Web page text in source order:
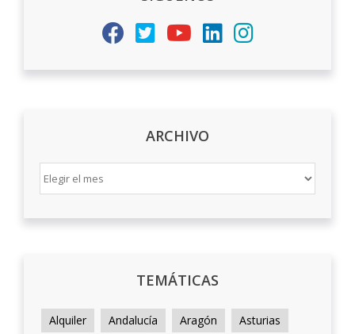
ARCHIVO
TEMÁTICAS
Alquiler Andalucía Aragón
Asturias